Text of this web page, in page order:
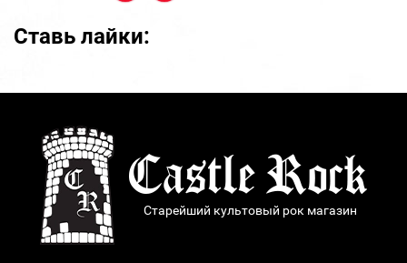
Ставь лайки:
Старейший культовый рок магазин